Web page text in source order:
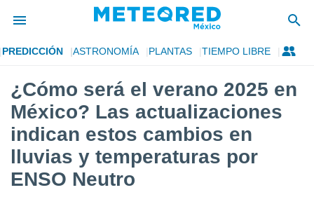
de
ha sido
para
la
que se
calidad.
PREDICCIÓN ASTRONOMÍA PLANTAS TIEMPO LIBRE
¿Cómo será el verano 2025 en
México? Las actualizaciones
indican estos cambios en
lluvias y temperaturas por
ENSO Neutro